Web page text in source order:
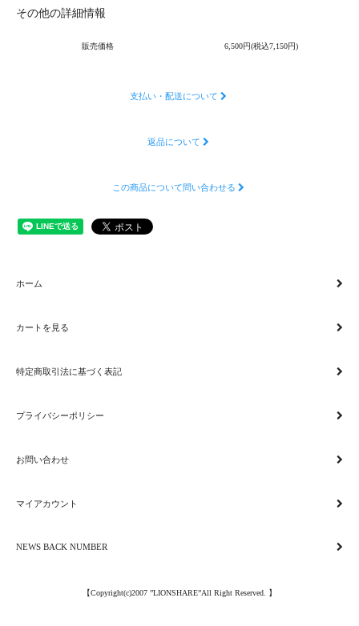
その他の詳細情報
販売価格 6,500円(税込7,150円)
支払い・配送について
返品について
この商品について問い合わせる
ホーム
カートを見る
特定商取引法に基づく表記
プライバシーポリシー
お問い合わせ
マイアカウント
NEWS BACK NUMBER
【Copyright(c)2007 ”LIONSHARE”All Right Reserved. 】